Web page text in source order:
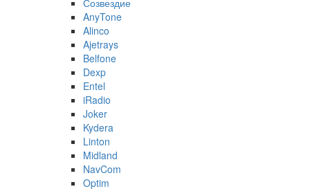
Созвездие
AnyTone
Alinco
Ajetrays
Belfone
Dexp
Entel
iRadio
Joker
Kydera
Linton
Midland
NavCom
Optim